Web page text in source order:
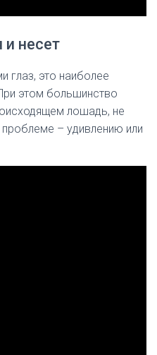
несет
глаз, это наиболее
этом большинство
лошадь, не
проблеме – удивлению или